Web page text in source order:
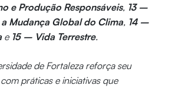
e Produção Responsáveis, 13 –
Mudança Global do Clima, 14 –
e 15 – Vida Terrestre.
de Fortaleza reforça seu
práticas e iniciativas que